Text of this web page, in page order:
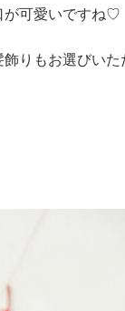
が可愛いですね♡
りもお選びいた